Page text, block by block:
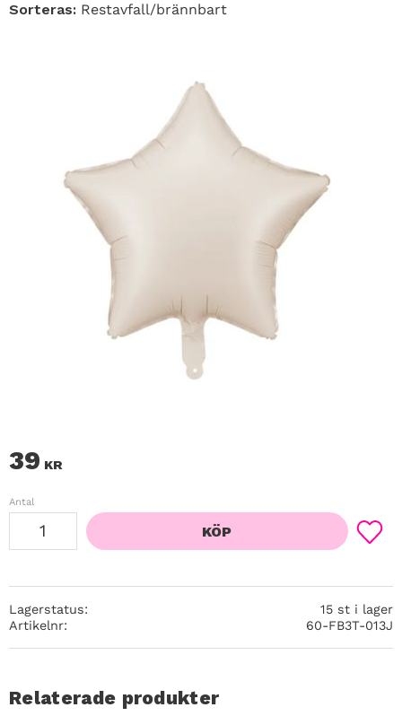
Sorteras: Restavfall/brännbart
39 KR
Antal
KÖP
Lägg
Lagerstatus
15 st i lager
Artikelnr
60-FB3T-013J
Relaterade produkter